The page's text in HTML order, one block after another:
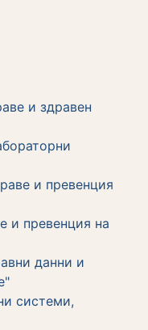
и здравен
и превенция
и превенция на
данни и
системи,